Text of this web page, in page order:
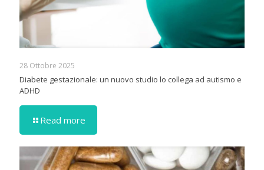
28 Ottobre 2025
Diabete gestazionale: un nuovo studio lo collega ad autismo e
ADHD
Read more